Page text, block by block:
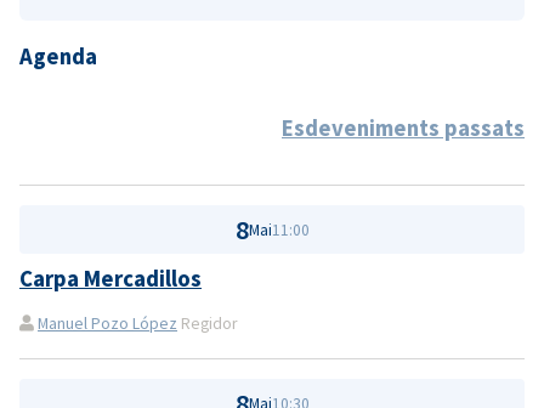
Agenda
Esdeveniments passats
8Mai11:00
Carpa Mercadillos
Manuel Pozo López Regidor
Mai10:30